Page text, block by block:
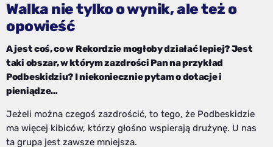
Walka nie tylko o wynik, ale też o
opowieść
A jest coś, co w Rekordzie mogłoby działać lepiej? Jest
taki obszar, w którym zazdrości Pan na przykład
Podbeskidziu? I niekoniecznie pytam o dotacje i
pieniądze…
Jeżeli można czegoś zazdrościć, to tego, że Podbeskidzie
ma więcej kibiców, którzy głośno wspierają drużynę. U nas
ta grupa jest zawsze mniejsza.